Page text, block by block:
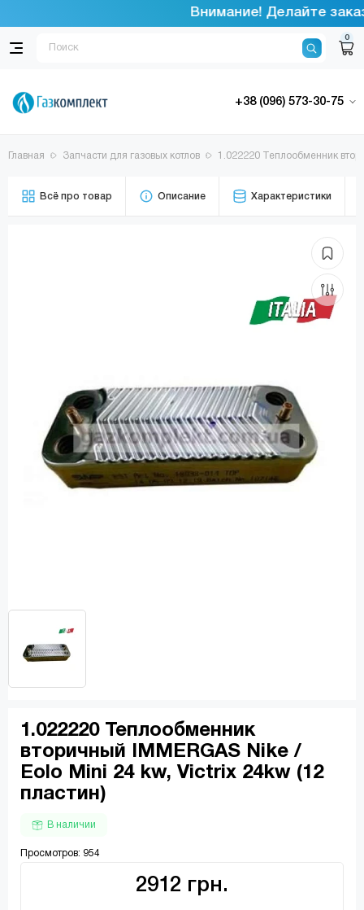
Внимание! Делайте
0
+38 (096) 573-30-75
Главная Запчасти для газовых котлов 1.022220 Теплообменник
Всё про товар Описание Характеристики
1.022220 Теплообменник
вторичный IMMERGAS Nike /
Eolo Mini 24 kw, Victrix 24kw (12
пластин)
В наличии
Просмотров: 954
2912 грн.